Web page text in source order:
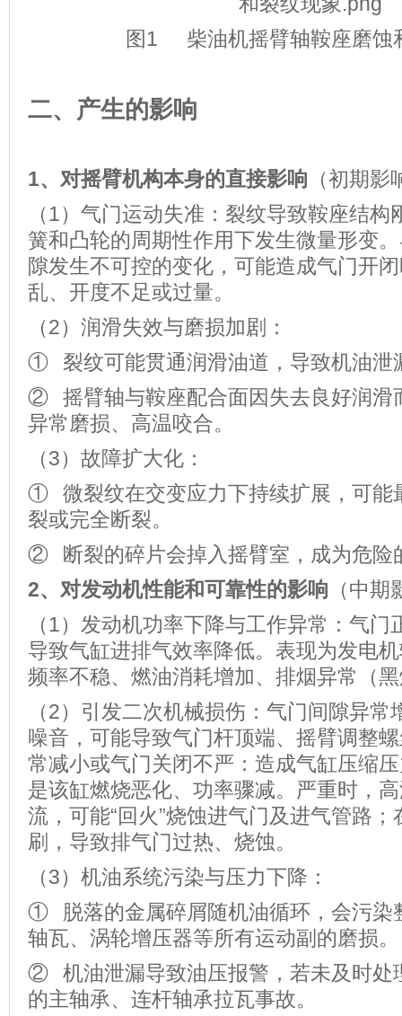
图1 柴油机摇臂轴鞍座磨蚀
二、产生的影响
1、对摇臂机构本身的直接影响 （初期影
（1）气门运动失准：裂纹导致鞍座结
簧和凸轮的周期性作用下发生微量形变
隙发生不可控的变化，可能造成气门开
乱、开度不足或过量。
（2）润滑失效与磨损加剧：
① 裂纹可能贯通润滑油道，导致机油泄
② 摇臂轴与鞍座配合面因失去良好润滑
异常磨损、高温咬合。
（3）故障扩大化：
① 微裂纹在交变应力下持续扩展，可能
裂或完全断裂。
② 断裂的碎片会掉入摇臂室，成为危险
2、对发动机性能和可靠性的影响 （中期
（1）发动机功率下降与工作异常：气
导致气缸进排气效率降低。表现为发电
频率不稳、燃油消耗增加、排烟异常（
（2）引发二次机械损伤：气门间隙异
噪音，可能导致气门杆顶端、摇臂调整
常减小或气门关闭不严：造成气缸压缩
是该缸燃烧恶化、功率骤减。严重时，
流，可能“回火”烧蚀进气门及进气管路
刷，导致排气门过热、烧蚀。
（3）机油系统污染与压力下降：
① 脱落的金属碎屑随机油循环，会污染
轴瓦、涡轮增压器等所有运动副的磨损。
② 机油泄漏导致油压报警，若未及时处
的主轴承、连杆轴承拉瓦事故。